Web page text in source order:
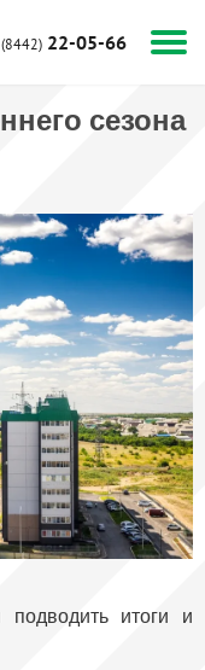
22-05-66
сезона
итоги и